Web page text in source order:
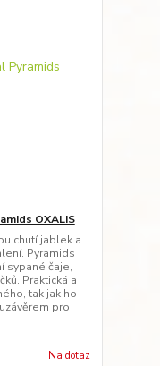
OXALIS
chutí jablek a
Pyramids
sypané čaje,
Praktická a
tak jak ho
pro
Na dotaz